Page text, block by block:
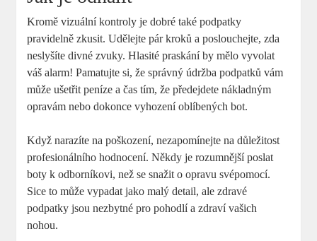
Kromě vizuální kontroly je dobré také podpatky
pravidelně zkusit. Udělejte pár kroků a poslouchejte, zda
neslyšíte divné zvuky. Hlasité praskání by mělo vyvolat
váš alarm! Pamatujte si, že správný údržba podpatků vám
může ušetřit peníze a čas tím, že předejdete nákladným
opravám nebo dokonce vyhození oblíbených bot.
Když narazíte na poškození, nezapomínejte na důležitost
profesionálního hodnocení. Někdy je rozumnější poslat
boty k odborníkovi, než se snažit o opravu svépomocí.
Sice to může vypadat jako malý detail, ale zdravé
podpatky jsou nezbytné pro pohodlí a zdraví vašich
nohou.